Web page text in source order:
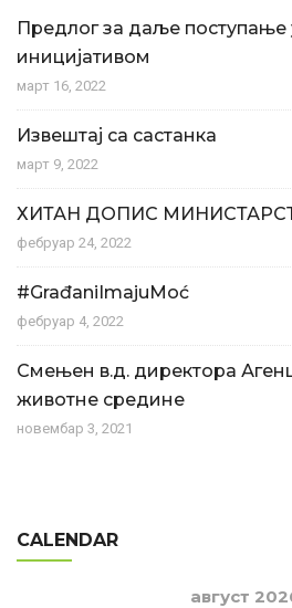
Предлог за даље поступање
иницијативом
март 16, 2022
Извештај са састанка
март 9, 2022
ХИТАН ДОПИС
фебруар 24, 2022
#GrađaniImajuMoć
фебруар 4, 2022
Смењен в.д. директора
животне средине
новембар 3, 2021
CALENDAR
август